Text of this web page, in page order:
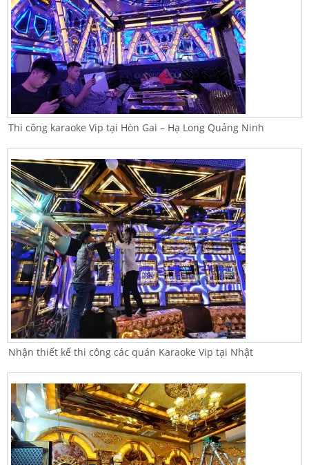
Thi công karaoke Vip tại Hòn Gai – Hạ Long Quảng Ninh
Nhận thiết kế thi công các quán Karaoke Vip tại Nhật